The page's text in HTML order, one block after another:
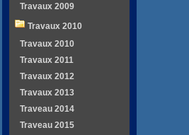
Travaux 2009
Travaux 2010
Travaux 2010
Travaux 2011
Travaux 2012
Travaux 2013
Traveau 2014
Traveau 2015